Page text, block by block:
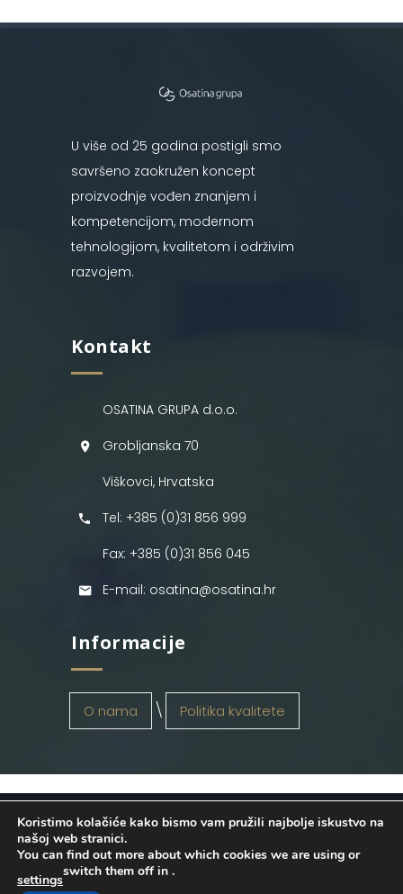
U više od 25 godina postigli smo
savršeno zaokružen koncept
proizvodnje vođen znanjem i
kompetencijom, modernom
tehnologijom, kvalitetom i održivim
razvojem.
Kontakt
OSATINA GRUPA d.o.o.
Grobljanska 70
Viškovci, Hrvatska
Tel: +385 (0)31 856 999
Fax: +385 (0)31 856 045
E-mail: osatina@osatina.hr
Informacije
O nama Politika kvalitete
OSATINA GRUPA d.o.o. 2026
. Configured
byINFOS Osijek. Sva prava pridržana.
Koristimo kolačiće kako bismo vam pružili najbolje iskustvo na
našoj web stranici.
You can find out more about which cookies we are using or
switch them off in
settings
.